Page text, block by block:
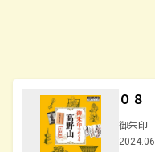
０８
御朱印